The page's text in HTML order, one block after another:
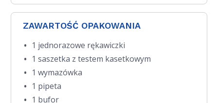
ZAWARTOŚĆ OPAKOWANIA
1 jednorazowe rękawiczki
1 saszetka z testem kasetkowym
1 wymazówka
1 pipeta
1 bufor